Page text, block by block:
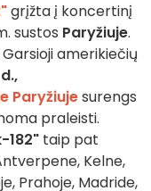
grįžta į koncertinį
sustos Paryžiuje.
amerikiečių
Paryžiujesurengs
praleisti.
182" taip pat
Kelne,
Prahoje, Madride,